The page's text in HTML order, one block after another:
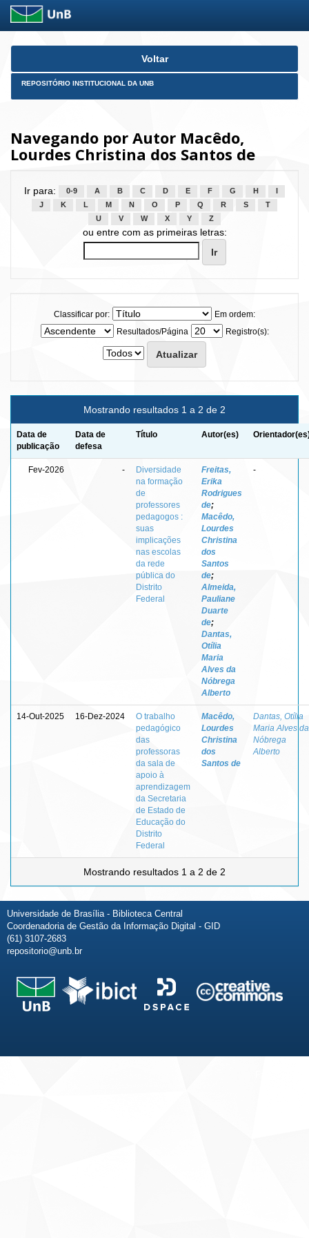
Skip
Voltar
REPOSITÓRIO INSTITUCIONAL DA UNB
Navegando por Autor Macêdo,
Lourdes Christina dos Santos de
Ir para: 0-9 A B C D E F G H
J
K L M N O P Q R S
T
U
V W X Y Z
ou entre com as primeiras letras:
Classificar por:
Em ordem:
Resultados/Página
Registro(s):
Mostrando resultados 1 a 2 de 2
Data de
publicação
Data de
defesa
Título Autor(es)
Fev-2026 -
Diversidade
na formação
de
professores
pedagogos :
suas
implicações
nas escolas
da rede
pública do
Distrito
Federal
Freitas,
Erika
Rodrigues
de;
Macêdo,
Lourdes
Christina
dos
Santos
de;
Almeida,
Pauliane
Duarte
de;
Dantas,
Otília
Maria
Alves da
Nóbrega
Alberto
-
14-Out-2025 16-Dez-2024
O trabalho
pedagógico
das
professoras
da sala de
apoio à
aprendizagem
da Secretaria
de Estado de
Educação do
Distrito
Federal
Macêdo,
Lourdes
Christina
dos
Santos de
Dantas, Otília
Maria Alves da
Nóbrega
Alberto
Mostrando resultados 1 a 2 de 2
Universidade de Brasília - Biblioteca Central
Coordenadoria de Gestão da Informação Digital - GID
(61) 3107-2683
repositorio@unb.br